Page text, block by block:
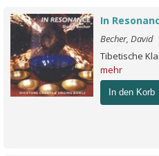
In
Becher, David
Tibetische
mehr
In den Korb